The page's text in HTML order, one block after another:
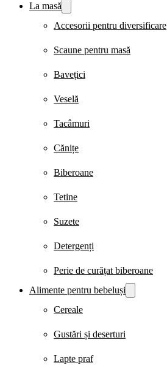
La masă
Accesorii pentru diversificare
Scaune pentru masă
Bavețici
Veselă
Tacâmuri
Cănițe
Biberoane
Tetine
Suzete
Detergenți
Perie de curățat biberoane
Alimente pentru bebeluși
Cereale
Gustări și deserturi
Lapte praf